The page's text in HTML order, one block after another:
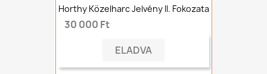
Horthy Közelharc Jelvény II. Fokozata
30 000 Ft
ELADVA